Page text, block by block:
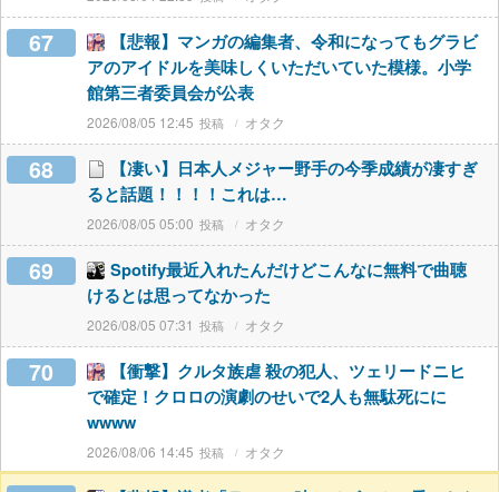
67
【悲報】マンガの編集者、令和になってもグラビ
アのアイドルを美味しくいただいていた模様。小学
館第三者委員会が公表
2026/08/05 12:45 オタク
68
【凄い】日本人メジャー野手の今季成績が凄すぎ
ると話題！！！！これは…
2026/08/05 05:00 オタク
69
Spotify最近入れたんだけどこんなに無料で曲聴
けるとは思ってなかった
2026/08/05 07:31 オタク
70
【衝撃】クルタ族虐 殺の犯人、ツェリードニヒ
で確定！クロロの演劇のせいで2人も無駄死にに
wwww
2026/08/06 14:45 オタク